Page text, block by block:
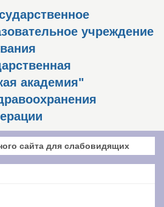
учреждение
академия"
сайта для слабовидящих